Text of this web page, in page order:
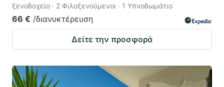
ξενοδοχείο · 2 Φιλοξενούμενοι · 1 Υπνοδωμάτιο
66 € /διανυκτέρευση
Δείτε την προσφορά